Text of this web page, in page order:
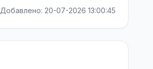
Добавлено: 20-07-2026 13:00:45